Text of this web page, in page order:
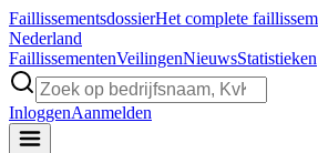
FaillissementsdossierHet complete
Nederland
FaillissementenVeilingenNieuwsStatistieken
InloggenAanmelden